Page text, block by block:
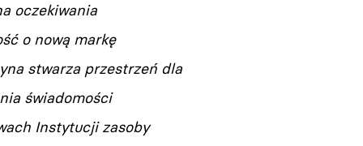
oczekiwania
o nową markę
stwarza przestrzeń dla
świadomości
Instytucji zasoby